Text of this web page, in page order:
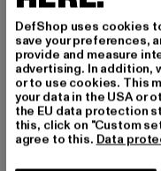
Mønster: Stribet
Detaljer: mærke logo,
Foring i mesh
Skær: Casual
Mærke: Karl Kani
Kategori: Denim
Farve: beige
DefShop uses cookies
save your preferences,
provide and measure
advertising. In addition,
or to use cookies. This
your data in the USA or
the EU data protection
this, click on "Custom
agree to this. Data